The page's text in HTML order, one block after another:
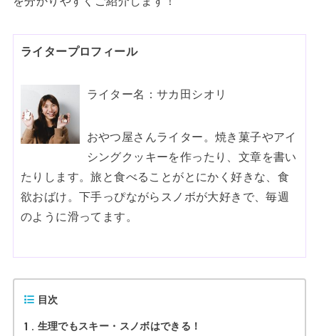
ライタープロフィール
ライター名：サカ田シオリ
おやつ屋さんライター。焼き菓子やアイ
シングクッキーを作ったり、文章を書い
たりします。旅と食べることがとにかく好きな、食
欲おばけ。下手っぴながらスノボが大好きで、毎週
のように滑ってます。
目次
1 生理でもスキー・スノボはできる！